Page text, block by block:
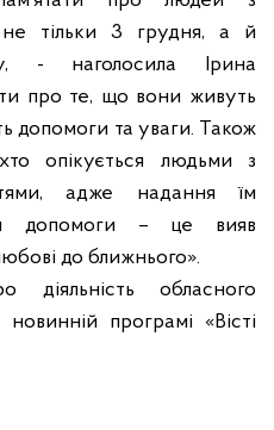
тільки 3 грудня, а й
- наголосила Ірина
про те, що вони живуть
допомоги та уваги. Також
опікується людьми з
адже надання їм
й допомоги – це вияв
до ближнього».
обласного
програмі «Вісті